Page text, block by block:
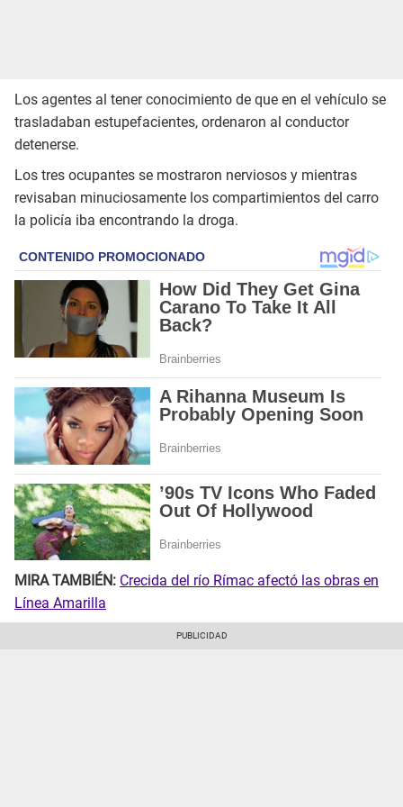
Los agentes al tener conocimiento de que en el vehículo se
trasladaban estupefacientes, ordenaron al conductor
detenerse.
Los tres ocupantes se mostraron nerviosos y mientras
revisaban minuciosamente los compartimientos del carro
la policía iba encontrando la droga.
MIRA TAMBIÉN: Crecida del río Rímac afectó las obras en
Línea Amarilla